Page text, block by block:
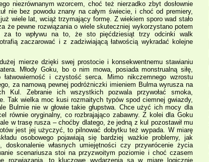
niezrównanym wzorcem, choć też nierzadko zbyt dosłownie
nie bez powodu znany na całym świecie, i choć od premiery,
wiele lat, wciąż trzymający formę. Z wiekiem sporo wad stało
że pewne rozwiązania o wiele skuteczniej wykorzystano potem
za to wpływu na to, że sto pięćdziesiąt trzy odcinki walk
zaczarować i z zadziwiającą łatwością wykradać kolejne
mierze dzięki swej prostocie i konsekwentnemu stawianiu
Młody Goku, bo o nim mowa, posiada monstrualną siłę,
i czystość serca. Mimo nikczemnego wzrostu
za namową pewnej podróżniczki imieniem Bulma wyrusza na
Kul. Zebranie ich wszystkich pozwala przywołać smoka,
Tak wielka moc kusi rozmaitych typów spod ciemnej gwiazdy,
Bulmie nie w głowie takie głupstwa. Chce użyć ich mocy dla
równie oryginalny, co rozbrajająco zabawny. Z kolei dla Goku
w trasę rusza – choćby dlatego, że jedną z kul pozostawił mu
jest jej użyczyć, to pilnować dobytku też wypada. W miarę
osobowego pojawiają się bardziej ważkie problemy, jak
własnych umiejętności czy przywrócenie życia
scenariusza stoi na przyzwoitym poziomie i choć czasem
rozwiązania, to kluczowe wydarzenia są w miarę logicznie